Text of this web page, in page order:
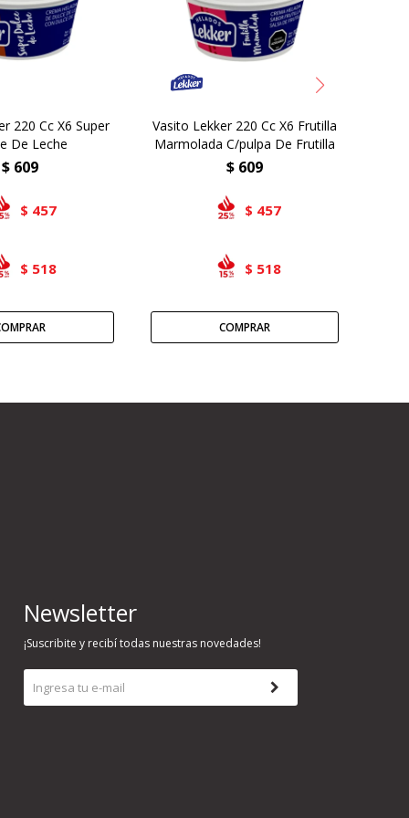
220 Cc X6 Super
De Leche
$ 609
$ 457
$ 518
Vasito Lekker 220 Cc X6 Frutilla
Marmolada C/pulpa De Frutilla
$ 609
$ 457
$ 518
Newsletter
¡Suscribite y recibí todas nuestras novedades!